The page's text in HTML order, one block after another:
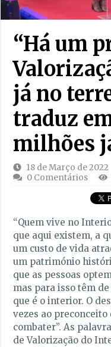
“Há um
já no
traduz
milhões
18 de Março de 2022
0 Comentários
“Quem vive no
que aqui existem, a
um custo de vida
um património
que as pessoas
mas para isso têm
que é o interior. O
vezes ao preconceito
combater”. As
de Valorização do